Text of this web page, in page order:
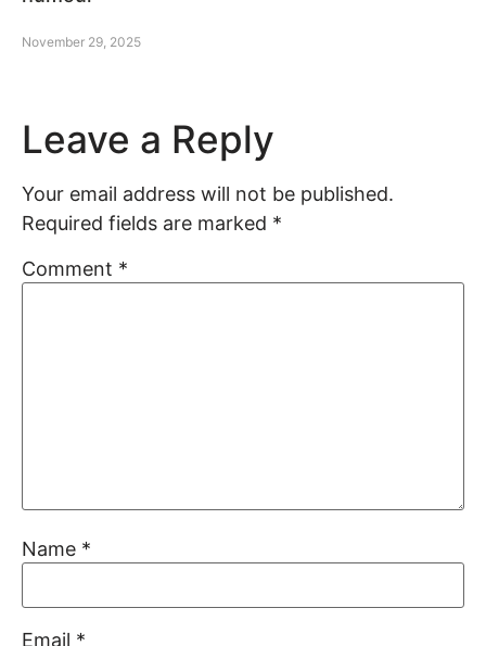
November 29, 2025
Leave a Reply
Your email address will not be published.
Required fields are marked *
Comment *
Name *
Email *